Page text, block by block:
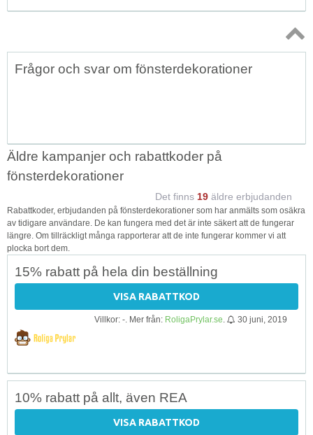
Topp
Frågor och svar om fönsterdekorationer
Äldre kampanjer och rabattkoder på
fönsterdekorationer
Det finns 19 äldre erbjudanden
Rabattkoder, erbjudanden på fönsterdekorationer som har anmälts som osäkra
av tidigare användare. De kan fungera med det är inte säkert att de fungerar
längre. Om tillräckligt många rapporterar att de inte fungerar kommer vi att
plocka bort dem.
15% rabatt på hela din beställning
VISA RABATTKOD
Villkor: -. Mer från: RoligaPrylar.se 30 juni, 2019
10% rabatt på allt, även REA
VISA RABATTKOD